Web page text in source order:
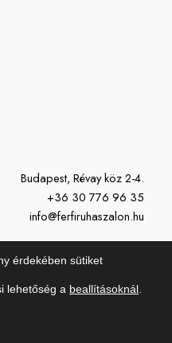
Budapest, Révay köz 2-4.
+36 30 776 96 35
info@ferfiruhaszalon.hu
H-P: 11:00-19:00
Vasárnap: Zárva
érdekében sütiket
lehetőség a beallításoknál